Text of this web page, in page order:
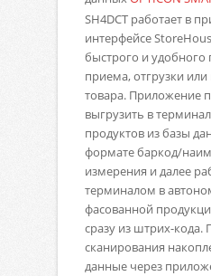
SH4DCT работает в
интерфейсе
быстрого и удобного
приема, отгрузки
товара. Приложение
выгрузить в
продуктов из базы
формате баркод/
измерения и далее
терминалом в
фасованной
сразу из штрих-кода.
сканирования
данные через